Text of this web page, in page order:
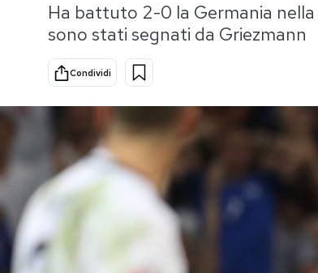
Consumismi
Storie/Idee
Ok Boomer!
Media
Mondiali calcio 2026
Ha battuto 2-0 la Germania
sono stati segnati da Griezmann
Condividi